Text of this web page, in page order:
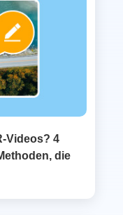
Videos? 4
die